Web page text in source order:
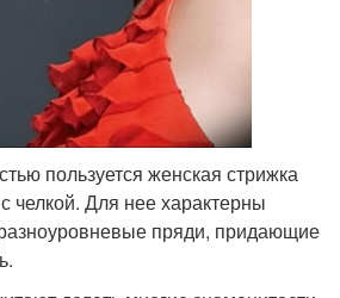
пользуется женская стрижка
челкой. Для нее характерны
пряди, придающие